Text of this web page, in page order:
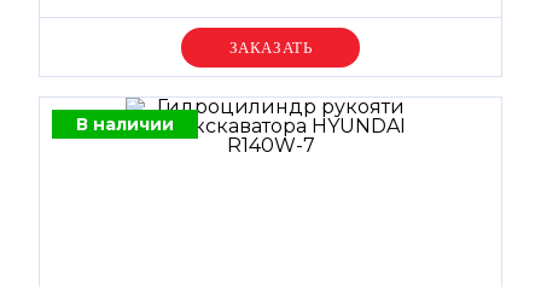
Уточняйте цену
В наличии